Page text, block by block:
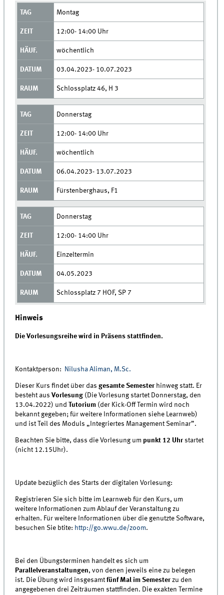
Montag
12:00- 14:00 Uhr
wöchentlich
03.04.2023- 10.07.2023
Schlossplatz 46, H 3
Donnerstag
12:00- 14:00 Uhr
wöchentlich
06.04.2023- 13.07.2023
Fürstenberghaus, F1
Donnerstag
12:00- 14:00 Uhr
Einzeltermin
04.05.2023
Schlossplatz 7 HOF, SP 7
Hinweis
Die Vorlesungsreihe wird in Präsens stattfinden.
Kontaktperson: Nilusha Aliman, M.Sc.
Dieser Kurs findet über dasgesamte Semester hinweg statt. Er
besteht ausVorlesung (Die Vorlesung startet Donnerstag, den
13.04.2022) undTutorium (der Kick-Off Termin wird noch
bekannt gegeben; für weitere Informationen siehe Learnweb)
und ist Teil des Moduls „Integriertes Management Seminar”.
Beachten Sie bitte, dass die Vorlesung um punkt 12 Uhr startet
(nicht 12.15Uhr).
Update bezüglich des Starts der digitalen Vorlesung:
Registrieren Sie sich bitte im Learnweb für den Kurs, um
weitere Informationen zum Ablauf der Veranstaltung zu
erhalten. Für weitere Informationen über die genutzte Software,
besuchen Sie btite: http://go.wwu.de/zoom.
Bei den Übungsterminen handelt es sich um
Parallelveranstaltungen, von denen jeweils eine zu belegen
ist. Die Übung wird insgesamtfünf Mal im Semester zu den
angegebenen drei Zeiträumen stattfinden. Die exakten Termine